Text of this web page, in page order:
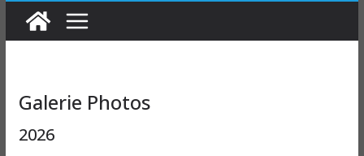
Galerie Photos
2026